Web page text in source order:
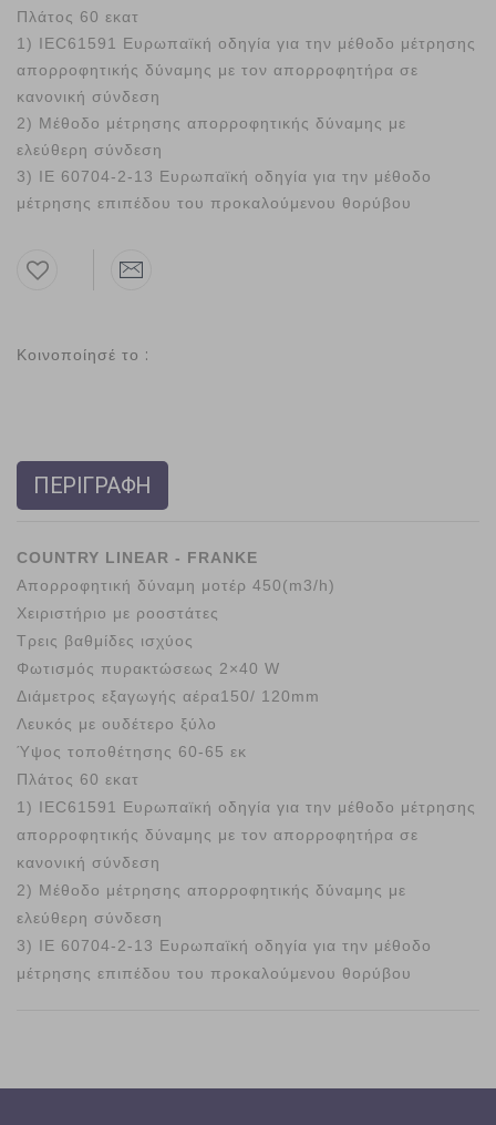
Πλάτος 60 εκατ
1) IEC61591 Ευρωπαϊκή οδηγία για την μέθοδο μέτρησης
απορροφητικής δύναμης με τον απορροφητήρα σε
κανονική σύνδεση
2) Μέθοδο μέτρησης απορροφητικής δύναμης με
ελεύθερη σύνδεση
3) ΙΕ 60704-2-13 Ευρωπαϊκή οδηγία για την μέθοδο
μέτρησης επιπέδου του προκαλούμενου θορύβου
Κοινοποίησέ το :
ΠΕΡΙΓΡΑΦΗ
COUNTRY LINEAR - FRANKE
Απορροφητική δύναμη μοτέρ 450(m3/h)
Χειριστήριο με ροοστάτες
Τρεις βαθμίδες ισχύος
Φωτισμός πυρακτώσεως 2×40 W
Διάμετρος εξαγωγής αέρα150/ 120mm
Λευκός με ουδέτερο ξύλο
Ύψος τοποθέτησης 60-65 εκ
Πλάτος 60 εκατ
1) IEC61591 Ευρωπαϊκή οδηγία για την μέθοδο μέτρησης
απορροφητικής δύναμης με τον απορροφητήρα σε
κανονική σύνδεση
2) Μέθοδο μέτρησης απορροφητικής δύναμης με
ελεύθερη σύνδεση
3) ΙΕ 60704-2-13 Ευρωπαϊκή οδηγία για την μέθοδο
μέτρησης επιπέδου του προκαλούμενου θορύβου